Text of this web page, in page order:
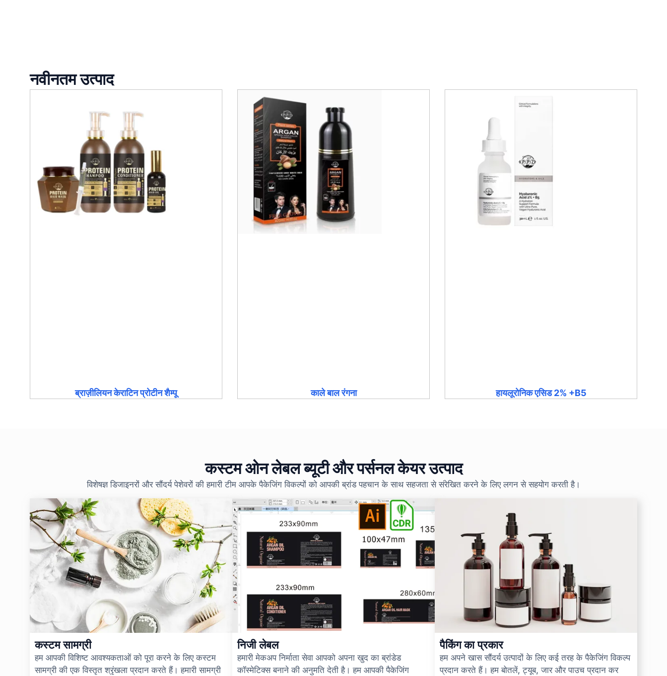
नवीनतम उत्पाद
ब्राज़ीलियन केराटिन प्रोटीन शैम्पू काले बाल रंगना हायलूरोनिक एसिड 2% +B5
कस्टम ओन लेबल ब्यूटी और पर्सनल केयर उत्पाद
विशेषज्ञ डिजाइनरों और सौंदर्य पेशेवरों की हमारी टीम आपके पैकेजिंग विकल्पों को आपकी ब्रांड पहचान के साथ सहजता से संरेखित करने के लिए लगन से सहयोग करती है।
कस्टम सामग्री
हम आपकी विशिष्ट आवश्यकताओं को पूरा करने के लिए कस्टम
सामग्री की एक विस्तृत श्रृंखला प्रदान करते हैं। हमारी सामग्री
निजी लेबल
हमारी मेकअप निर्माता सेवा आपको अपना खुद का ब्रांडेड
कॉस्मेटिक्स बनाने की अनुमति देती है। हम आपकी पैकेजिंग
पैकिंग का प्रकार
हम अपने खास सौंदर्य उत्पादों के लिए कई तरह के पैकेजिंग विकल्प
प्रदान करते हैं। हम बोतलें, ट्यूब, जार और पाउच प्रदान कर